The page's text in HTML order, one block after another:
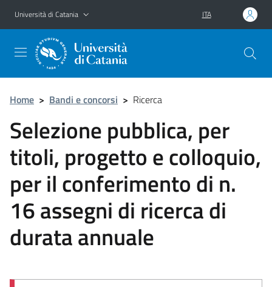
Vai al contenuto principale
Vai al menu di navigazione
Università di Catania ITA
Home > Bandi e concorsi > Ricerca
Selezione pubblica, per
titoli, progetto e colloquio,
per il conferimento di n.
16 assegni di ricerca di
durata annuale